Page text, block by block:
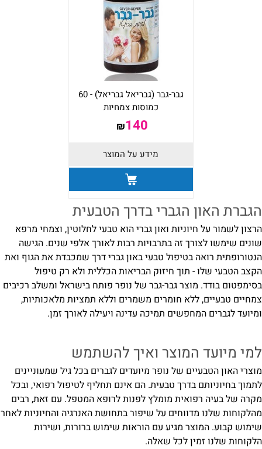
גבר-גבר (גבריאל גבריאל) - 60
כמוסות צמחיות
₪140
מידע על המוצר
הגברת האון הגברי בדרך הטבעית
הרצון לשמור על חיוניות ואון גברי הוא טבעי לחלוטין, וצמחי מרפא
שונים שימשו לצורך זה בתרבויות רבות לאורך אלפי שנים. הגישה
הנטורופתית רואה בטיפול טבעי באון גברי דרך שמכבדת את הגוף ואת
הקצב הטבעי שלו - תוך חיזוק הבריאות הכללית ולא רק טיפול
בסימפטום בודד. מוצר גבר-גבר של נופר פותח בישראל ומשלב רכיבים
צמחיים טבעיים, ללא חומרים משמרים וללא תמציות מלאכותיות,
ומיועד לגברים המחפשים תמיכה עדינה ויעילה לאורך זמן.
למי מיועד המוצר ואיך להשתמש
מוצרי האון הטבעיים של נופר מיועדים לגברים בכל גיל שמעוניינים
לתמוך בחיוניותם בדרך טבעית. הם אינם תחליף לטיפול רפואי, ובכל
מקרה של בעיה רפואית מומלץ לפנות לרופא המטפל. עם זאת, רבים
מהלקוחות שלנו מדווחים על שיפור בתחושת האנרגיה והחיוניות לאחר
שימוש קבוע. המוצר מגיע עם הוראות שימוש ברורות, ושירות
הלקוחות שלנו זמין לכל שאלה.